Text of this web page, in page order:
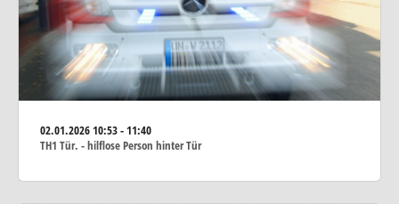
02.01.202610:53 - 11:40
TH1 Tür. - hilflose Person hinter Tür